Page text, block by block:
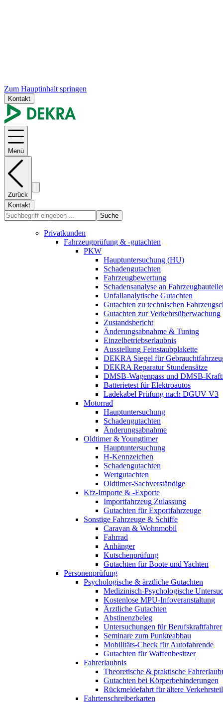
Zum Hauptinhalt springen
Kontakt
Menü
Zurück
Kontakt
Suche
Privatkunden
Fahrzeugprüfung & -gutachten
PKW
Hauptuntersuchung (HU)
Schadengutachten
Fahrzeugbewertung
Schadensanalyse an
Unfallanalytische Gutachten
Gutachten zu technischen
Gutachten zur Verkehrsüberwachung
Zustandsbericht
Änderungsabnahme & Tuning
Einzelbetriebserlaubnis
Ausstellung Feinstaubplakette
DEKRA Siegel für
DEKRA Reparatur Stundensätze
DMSB-Wagenpass und DMSB-
Batterietest für Elektroautos
Ladekabel Prüfung nach DGUV V3
Motorrad
Hauptuntersuchung
Schadengutachten
Änderungsabnahme
Oldtimer & Youngtimer
Hauptuntersuchung
H-Kennzeichen
Schadengutachten
Wertgutachten
Oldtimer-Sachverständige
Kfz-Importe & -Exporte
Importfahrzeug Zulassung
Gutachten für Exportfahrzeuge
Sonstige Fahrzeuge & Schiffe
Caravan & Wohnmobil
Fahrrad
Anhänger
Kutschenprüfung
Gutachten für Boote und Yachten
Personenprüfung
Psychologische & ärztliche Gutachten
Medizinisch-Psychologische
Kostenlose MPU-Infoveranstaltung
Ärztliche Gutachten
Abstinenzbeleg
Untersuchungen für Berufskraftfahrer
Seminare zum Punkteabbau
Mobilitäts-Check für Autofahrende
Gutachten für Waffenbesitzer
Fahrerlaubnis
Theoretische & praktische
Gutachten bei Körperbehinderungen
Rückmeldefahrt für ältere
Fahrtenschreiberkarten